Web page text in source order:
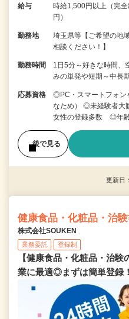
給与
時給1,500円以上（完
円）
勤務地
埼玉県等【ご希望の地
相談ください！】
勤務時間
1日5分～好きな時間
みの単発や短期～中長
応募資格
◎PC・スマートフォン
なため） ◎未経験者大
女性の登録多数 ◎年
後で見る
更新日
健康食品・化粧品・治
株式会社SOUKEN
業務委託 登録制
【健康食品・化粧品・治
業に最適◎まずは簡単登録